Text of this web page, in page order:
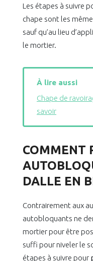
Les étapes à suivre
chape sont les
sauf qu’au lieu
le mortier.
À lire aussi
Chape de
savoir
COMMENT
DALLE EN
Contrairement aux
autobloquants ne
mortier pour être
suffi pour niveler le
étapes à suivre pour